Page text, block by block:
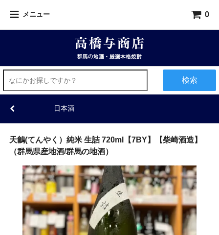
メニュー 0
検索
日本酒
天鸙(てんやく）純米 生詰 720ml【7BY】【柴崎酒造】
（群馬県産地酒/群馬の地酒）